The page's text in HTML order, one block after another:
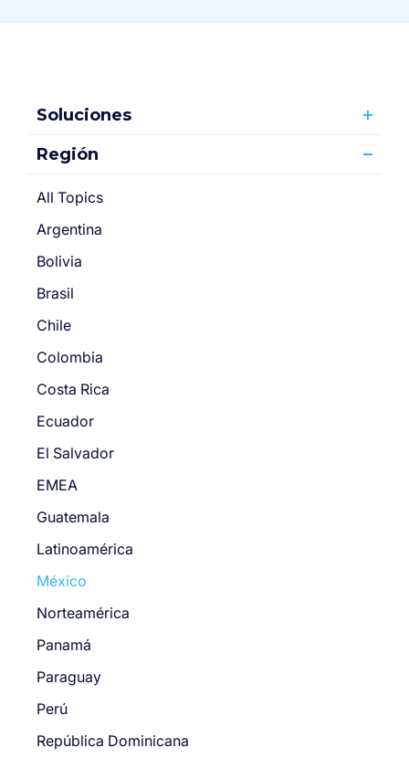
Soluciones
Región
All Topics
Argentina
Bolivia
Brasil
Chile
Colombia
Costa Rica
Ecuador
El Salvador
EMEA
Guatemala
Latinoamérica
México
Norteamérica
Panamá
Paraguay
Perú
República Dominicana